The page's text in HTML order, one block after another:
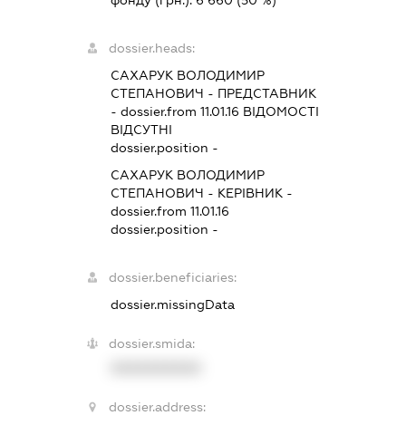
dossier.heads:
САХАРУК ВОЛОДИМИР
СТЕПАНОВИЧ - ПРЕДСТАВНИК
- dossier.from 11.01.16 ВІДОМОСТІ
ВІДСУТНІ
dossier.position -
САХАРУК ВОЛОДИМИР
СТЕПАНОВИЧ - КЕРІВНИК -
dossier.from 11.01.16
dossier.position -
dossier.beneficiaries:
dossier.missingData
dossier.smida:
dossier.address: